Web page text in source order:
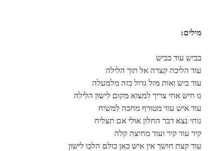
מילים:
כביש עוד כביש
עוד הליכה קצרה אל תוך הלילה
עוד ביש ואות מזל גדול כזה מלמעלה
נו חיש אחי צריך למצוא מקום לישון הלילה
עוד איש עוד מטורף מחכה למשיח
נוחי נצא דבר החלון אולי אם תצליח
קיר עוד קיר ועוד מחיצה קלה
עוד קצת חושך אין איש כאן כולם הלכו לישון